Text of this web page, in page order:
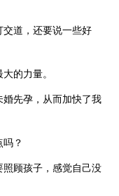
道，还要说一些好
的力量。
先孕，从而加快了我
？
顾孩子，感觉自己没